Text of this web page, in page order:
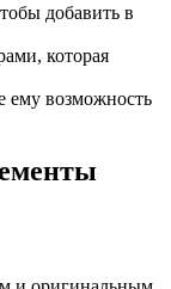
добавить в
которая
ему возможность